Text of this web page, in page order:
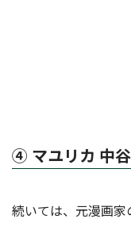
④ マユリカ 中
続いては、元漫画家